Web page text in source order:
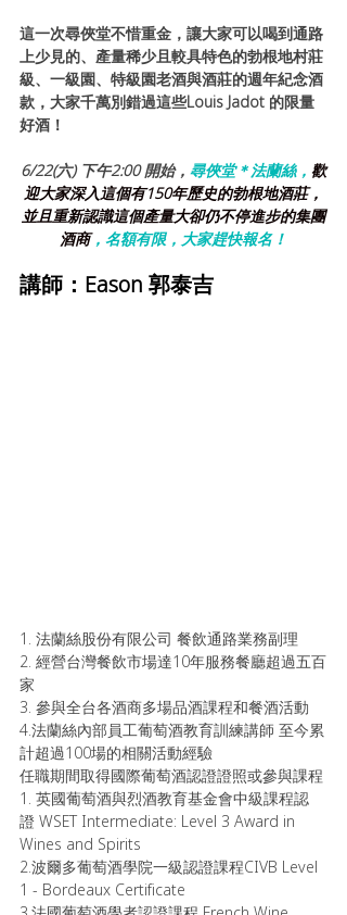
這一次尋俠堂不惜重金，讓大家可以喝到通路
上少見的、產量稀少且較具特色的勃根地村莊
級、一級園、特級園老酒與酒莊的週年紀念酒
款，大家千萬別錯過這些Louis Jadot 的限量
好酒！
6/22(六) 下午2:00 開始， 尋俠堂＊法蘭絲， 歡
迎大家深入這個有150年歷史的勃根地酒莊，
並且重新認識這個產量大卻仍不停進步的集團
酒商，名額有限，大家趕快報名！
講師： Eason 郭泰吉
1. 法蘭絲股份有限公司 餐飲通路業務副理
2. 經營台灣餐飲市場達10年服務餐廳超過五百
家
3. 參與全台各酒商多場品酒課程和餐酒活動
4.法蘭絲內部員工葡萄酒教育訓練講師 至今累
計超過100場的相關活動經驗
任職期間取得國際葡萄酒認證證照或參與課程
1. 英國葡萄酒與烈酒教育基金會中級課程認
證 WSET Intermediate: Level 3 Award in
Wines and Spirits
2.波爾多葡萄酒學院一級認證課程CIVB Level
1 - Bordeaux Certificate